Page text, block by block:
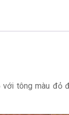
với tông màu đỏ